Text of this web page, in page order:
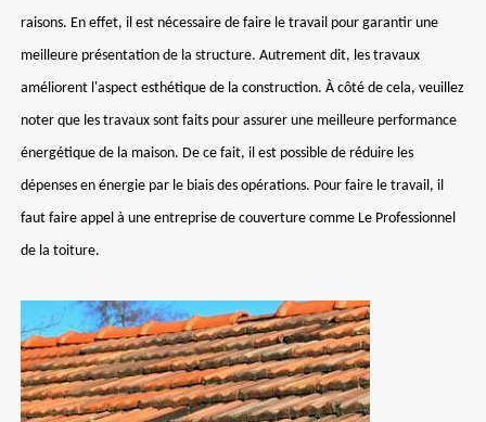
raisons. En effet, il est nécessaire de faire le travail pour garantir une
meilleure présentation de la structure. Autrement dit, les travaux
améliorent l'aspect esthétique de la construction. À côté de cela, veuillez
noter que les travaux sont faits pour assurer une meilleure performance
énergétique de la maison. De ce fait, il est possible de réduire les
dépenses en énergie par le biais des opérations. Pour faire le travail, il
faut faire appel à une entreprise de couverture comme Le Professionnel
de la toiture.